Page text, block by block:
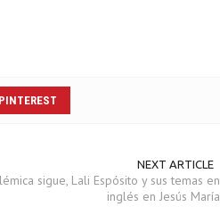
PINTEREST
NEXT ARTICLE
sigue, Lali Espósito y sus temas en
inglés en Jesús María